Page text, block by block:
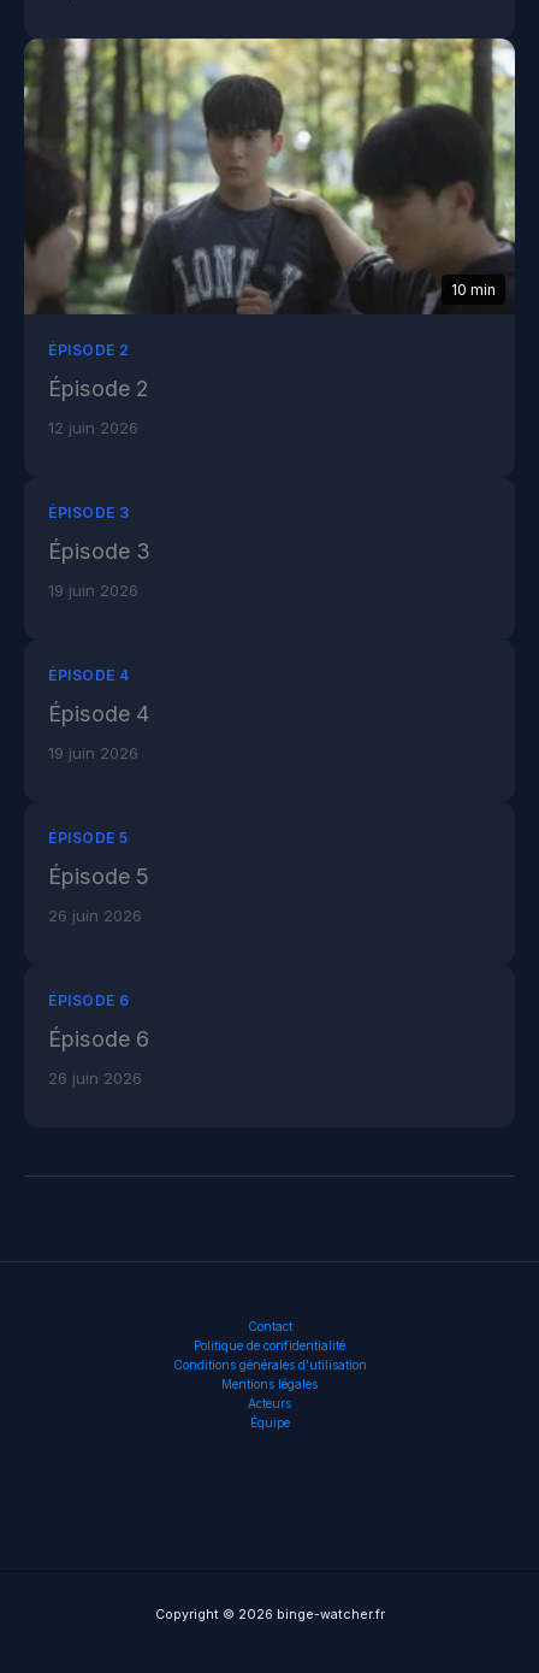
10 min
ÉPISODE 2
Épisode 2
12 juin 2026
ÉPISODE 3
Épisode 3
19 juin 2026
ÉPISODE 4
Épisode 4
19 juin 2026
ÉPISODE 5
Épisode 5
26 juin 2026
ÉPISODE 6
Épisode 6
26 juin 2026
Contact
Politique de confidentialité
Conditions générales d’utilisation
Mentions légales
Acteurs
Équipe
Copyright © 2026 binge-watcher.fr